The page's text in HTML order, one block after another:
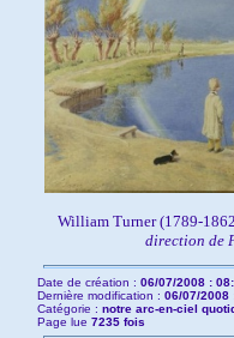
William Turner (1789-
direction de
Date de création : 06/07/2008 :
Dernière modification : 06/07/2008
Catégorie : notre arc-en-ciel
Page lue 7235 fois